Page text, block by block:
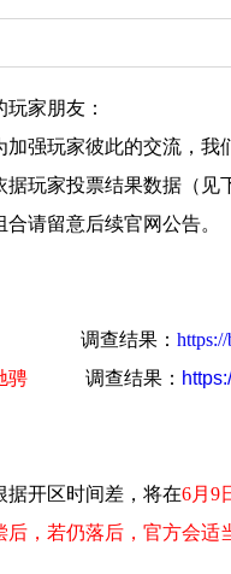
玩家朋友：
玩家彼此的交流，我
据玩家投票结果数据（见
合请留意后续官网公告。
调查结果：
骋 调查结果：
开区时间差，将在6月9
后，若仍落后，官方会适